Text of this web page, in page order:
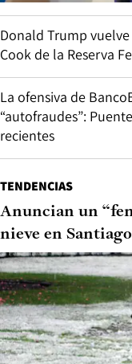
Donald Trump vuelve
Cook de la Reserva
La ofensiva de
“autofraudes”:
recientes
TENDENCIAS
Anuncian un
nieve en